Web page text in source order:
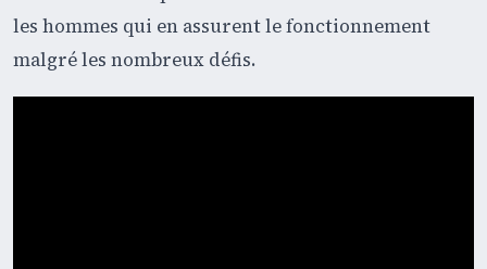
les hommes qui en assurent le fonctionnement
malgré les nombreux défis.